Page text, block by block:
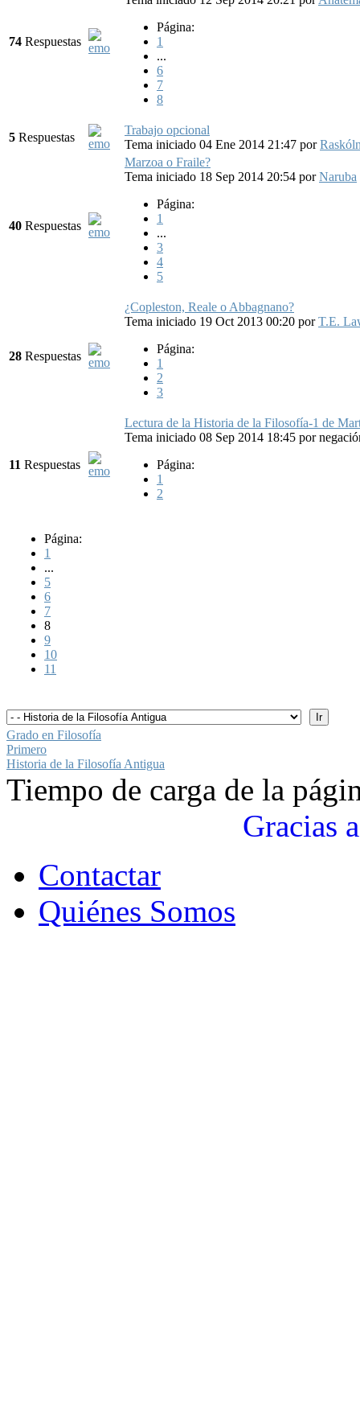
74 Respuestas
Página:
1
...
6
7
8
5 Respuestas
Trabajo opcional
Tema iniciado 04 Ene 2014 21:47 por
40 Respuestas
Marzoa o Fraile?
Tema iniciado 18 Sep 2014 20:54 porNaruba
Página:
1
...
3
4
5
28 Respuestas
¿Copleston, Reale o Abbagnano?
Tema iniciado 19 Oct 2013 00:20 porT.E.
Página:
1
2
3
11 Respuestas
Lectura de la Historia de la Filosofía-1 de
Tema iniciado 08 Sep 2014 18:45 por
Página:
1
2
Página:
1
...
5
6
7
8
9
10
11
Grado en Filosofía
Primero
Historia de la Filosofía Antigua
Tiempo de carga de la
Gracias a
Contactar
Quiénes Somos